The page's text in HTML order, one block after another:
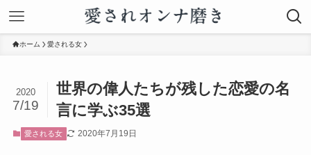
ホーム 愛される女
世界の偉人たちが残した恋愛の名
言に学ぶ35選
2020
7/19
愛される女 2020年7月19日